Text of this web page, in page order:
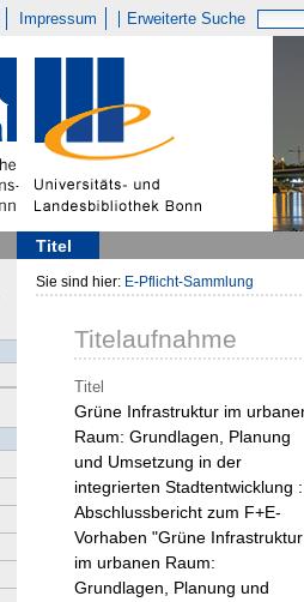
Impressum Erweiterte Suche
Titel
Sie sind hier: E-Pflicht-Sammlung
Titelaufnahme
Titel
Grüne Infrastruktur im
Raum: Grundlagen, Planung
und Umsetzung in der
integrierten Stadtentwicklung :
Abschlussbericht zum F+E-
Vorhaben "Grüne Infrastruktur
im urbanen Raum:
Grundlagen, Planung und